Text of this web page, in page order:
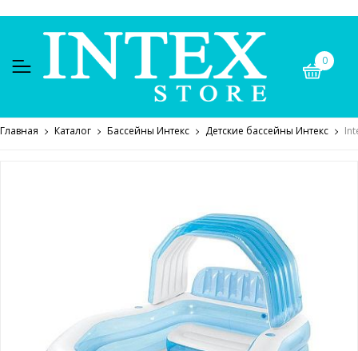
0
Главная Каталог Бассейны Интекс Детские бассейны Интекс